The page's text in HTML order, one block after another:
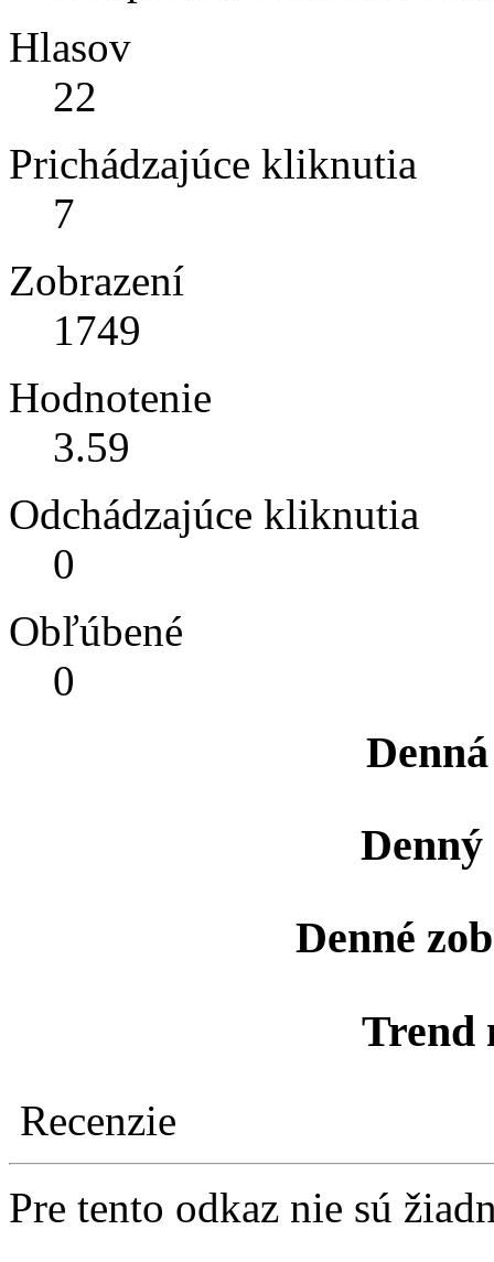
Hlasov
22
Prichádzajúce kliknutia
7
Zobrazení
1749
Hodnotenie
3.59
Odchádzajúce kliknutia
0
Obľúbené
0
Denné
Trend
Recenzie
Pre tento odkaz nie sú